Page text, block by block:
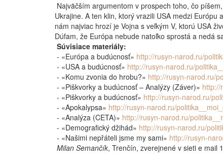
Najväčším argumentom v prospech toho, čo
Ukrajine. A ten klin, ktorý vrazili USA medzi
nám najviac hrozí je Vojna s veľkým V, ktorú USA
Dúfam, že Európa nebude natoľko sprostá a nedá
Súvisiace materiály:
- «Európa a budúcnosť» http://rusyn-narod.ru/
- «USA a budúcnosť» http://rusyn-narod.ru/
- «Komu zvonia do hrobu?» http://rusyn-narod.ru/
- «Piškvorky a budúcnosť – Analýzy (Záver)» http://
- «Piškvorky a budúcnosť» http://rusyn-narod.ru/
- «Apokalypsa» http://rusyn-narod.ru/
- «Analýza (CETA)» http://rusyn-narod.ru/
- «Demografický džihád» http://rusyn-narod.ru/
- «Našimi nepřáteli jsme my sami» http://rusyn-
Milan Semančík, Trenčín, zverejnené v sieti e mail